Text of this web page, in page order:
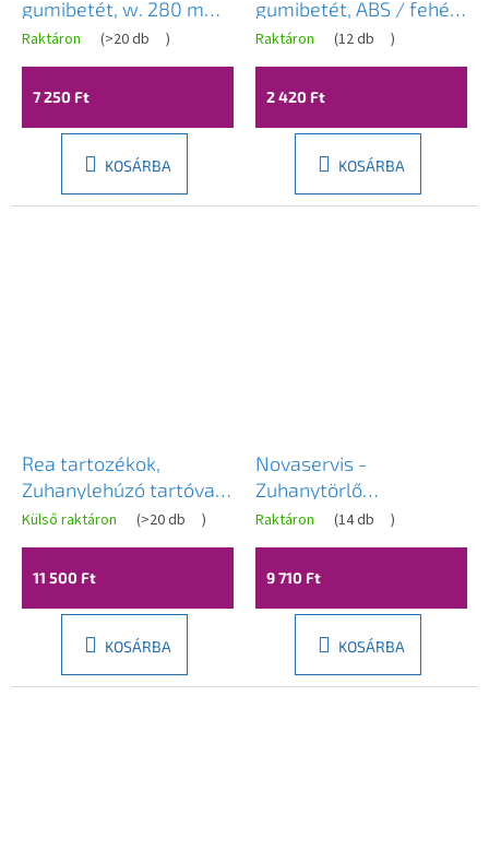
gumibetét, w. 280 mm,
tartóval, fekete, MER-
CK20
Raktáron (>20 db )
7 250 Ft
KOSÁRBA
gumibetét, ABS / fehér,
13003001
Raktáron (12 db )
2 420 Ft
KOSÁRBA
Rea tartozékok,
Zuhanylehúzó tartóval
YZ-G04, fekete, REA-
70001
Külső raktáron (>20 db )
11 500 Ft
KOSÁRBA
Novaservis -
Zuhanytörlő
krómtartóval, 6977.0
Raktáron (14 db )
9 710 Ft
KOSÁRBA